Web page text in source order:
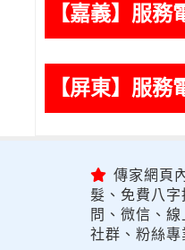
【嘉義】服務
【屏東】服務
傳家網頁
髮、免費八
問、微信、
社群、粉絲專